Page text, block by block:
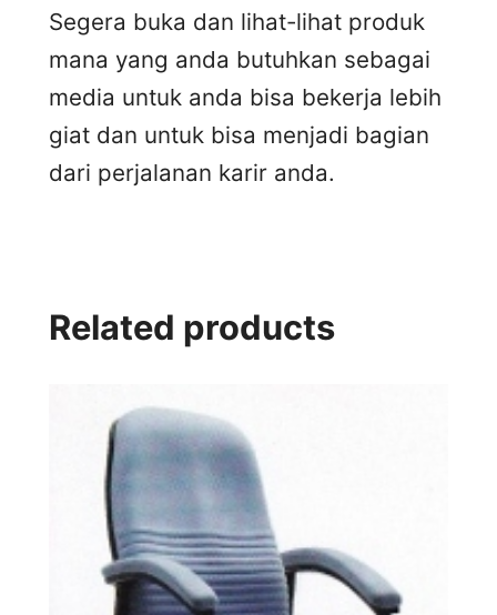
Segera buka dan lihat-lihat produk
mana yang anda butuhkan sebagai
media untuk anda bisa bekerja lebih
giat dan untuk bisa menjadi bagian
dari perjalanan karir anda.
Related products